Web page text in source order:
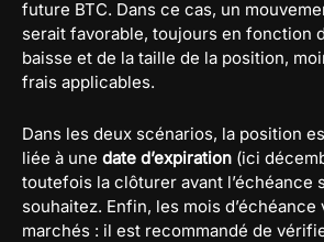
future BTC. Dans ce cas, un
serait favorable, toujours en fonction
baisse et de la taille de la position,
frais applicables.
Dans les deux scénarios, la position
liée à une date d’expiration (ici
toutefois la clôturer avant l’échéance
souhaitez. Enfin, les mois
marchés : il est recommandé de